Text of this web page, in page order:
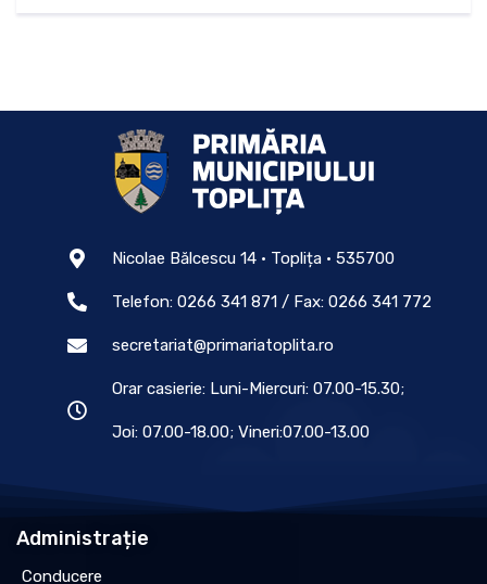
Nicolae Bălcescu 14 • Toplița • 535700
Telefon: 0266 341 871 / Fax: 0266 341 772
secretariat@primariatoplita.ro
Orar casierie: Luni-Miercuri: 07.00-15.30;
Joi: 07.00-18.00; Vineri:07.00-13.00
Administrație
Conducere